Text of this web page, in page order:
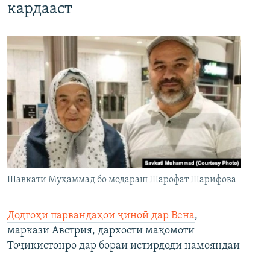
кардааст
Шавкати Муҳаммад бо модараш Шарофат Шарифова
Додгоҳи парвандаҳои ҷиноӣ дар Вена,
маркази Австрия, дархости мақомоти
Тоҷикистонро дар бораи истирдоди намояндаи